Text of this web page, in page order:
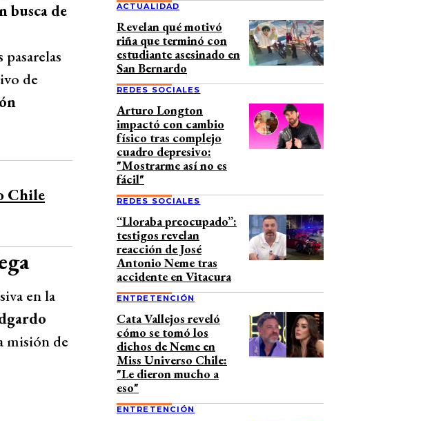
busca de
de
Chile
en la
misión de
ACTUALIDAD
Revelan qué motivó
riña que terminó con
estudiante asesinado en
San Bernardo
REDES SOCIALES
Arturo Longton
impactó con cambio
físico tras complejo
cuadro depresivo:
"Mostrarme así no es
fácil"
REDES SOCIALES
“Lloraba preocupado”:
testigos revelan
reacción de José
Antonio Neme tras
accidente en Vitacura
ENTRETENCIÓN
Cata Vallejos reveló
cómo se tomó los
dichos de Neme en
Miss Universo Chile:
"Le dieron mucho a
eso"
ENTRETENCIÓN